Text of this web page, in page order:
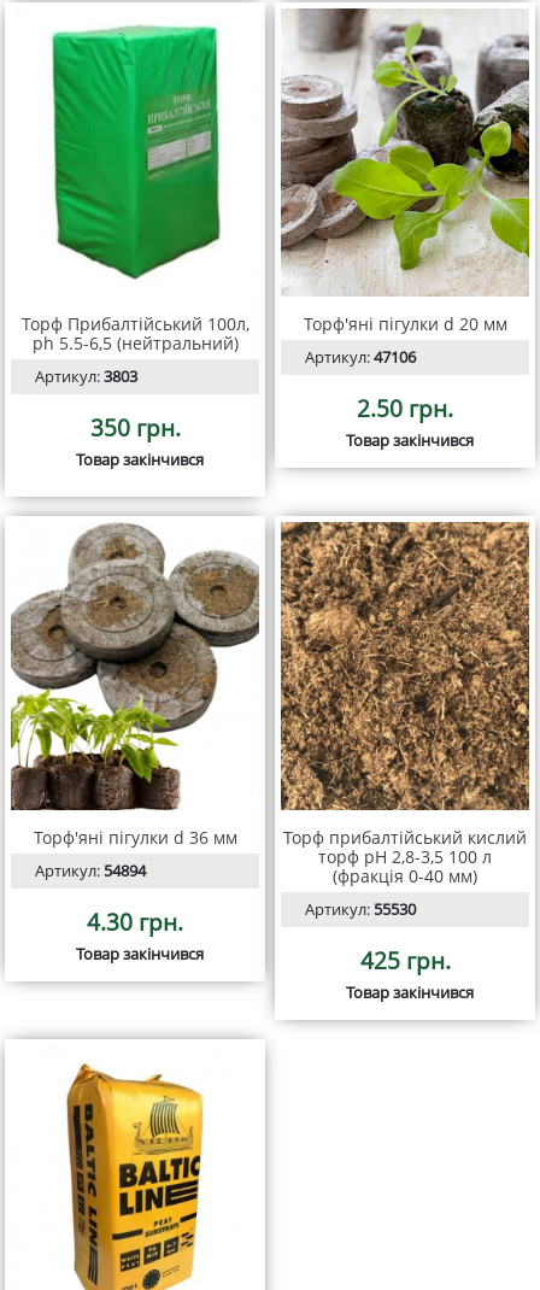
Торф Прибалтійський 100л,
ph 5.5-6,5 (нейтральний)
Артикул:3803
350 грн.
Товар закінчився
Торф'яні пігулки d 20 мм
Артикул:47106
2.50 грн.
Товар закінчився
Торф'яні пігулки d 36 мм
Артикул:54894
4.30 грн.
Товар закінчився
Торф прибалтійський кислий
торф pH 2,8-3,5 100 л
(фракція 0-40 мм)
Артикул:55530
425 грн.
Товар закінчився